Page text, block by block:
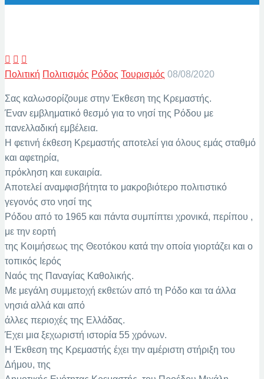
  
Πολιτική Πολιτισμός Ρόδος Τουρισμός 08/08/2020
Σας καλωσορίζουμε στην Έκθεση της Κρεμαστής.
Έναν εμβληματικό θεσμό για το νησί της Ρόδου με
πανελλαδική εμβέλεια.
Η φετινή έκθεση Κρεμαστής αποτελεί για όλους εμάς σταθμό
και αφετηρία,
πρόκληση και ευκαιρία.
Αποτελεί αναμφισβήτητα το μακροβιότερο πολιτιστικό
γεγονός στο νησί της
Ρόδου από το 1965 και πάντα συμπίπτει χρονικά, περίπου ,
με την εορτή
της Κοιμήσεως της Θεοτόκου κατά την οποία γιορτάζει και ο
τοπικός Ιερός
Ναός της Παναγίας Καθολικής.
Με μεγάλη συμμετοχή εκθετών από τη Ρόδο και τα άλλα
νησιά αλλά και από
άλλες περιοχές της Ελλάδας.
Έχει μια ξεχωριστή ιστορία 55 χρόνων.
Η Έκθεση της Κρεμαστής έχει την αμέριστη στήριξη του
Δήμου, της